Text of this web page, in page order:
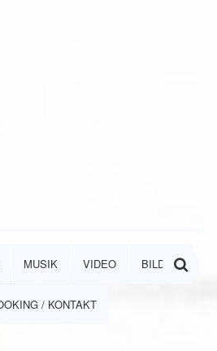
MUSIK VIDEO BILDER
/ KONTAKT